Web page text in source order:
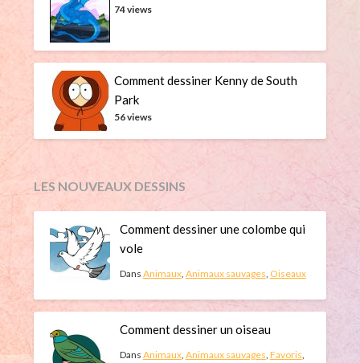
74 views
Comment dessiner Kenny de South
Park
56 views
LES NOUVEAUX DESSINS
Comment dessiner une colombe qui
vole
Dans Animaux, Animaux sauvages Oiseaux
Comment dessiner un oiseau
Dans Animaux, Animaux sauvages, Favoris,